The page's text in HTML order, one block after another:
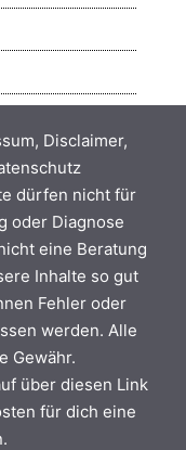
Disclaimer,
dürfen nicht für
oder Diagnose
eine Beratung
Inhalte so gut
Fehler oder
werden. Alle
Gewähr.
über diesen Link
für dich eine